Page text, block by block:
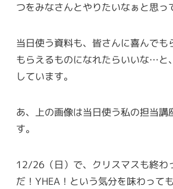
つをみなさんとやりたいなぁと思っ
当日使う資料も、皆さんに喜んでも
もらえるものになれたらいいな…と
しています。
あ、上の画像は当日使う私の担当講
す。
12/26（日）で、クリスマスも終わ
だ！YHEA！という気分を味わって